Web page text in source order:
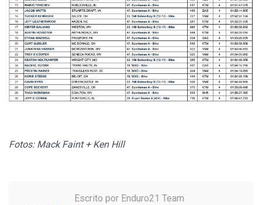
Fotos: Mack Faint + Ken Hill
Escrito por Enduro21 Team